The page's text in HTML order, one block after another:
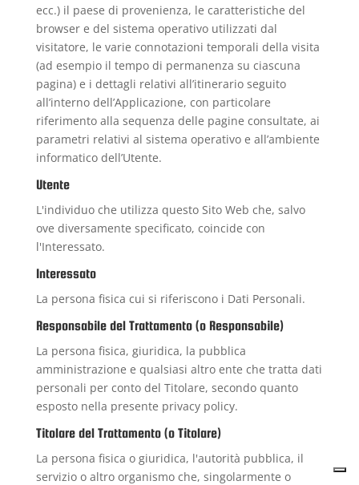
ecc.) il paese di provenienza, le caratteristiche del
browser e del sistema operativo utilizzati dal
visitatore, le varie connotazioni temporali della visita
(ad esempio il tempo di permanenza su ciascuna
pagina) e i dettagli relativi all’itinerario seguito
all’interno dell’Applicazione, con particolare
riferimento alla sequenza delle pagine consultate, ai
parametri relativi al sistema operativo e all’ambiente
informatico dell’Utente.
Utente
L'individuo che utilizza questo Sito Web che, salvo
ove diversamente specificato, coincide con
l'Interessato.
Interessato
La persona fisica cui si riferiscono i Dati Personali.
Responsabile del Trattamento (o Responsabile)
La persona fisica, giuridica, la pubblica
amministrazione e qualsiasi altro ente che tratta dati
personali per conto del Titolare, secondo quanto
esposto nella presente privacy policy.
Titolare del Trattamento (o Titolare)
La persona fisica o giuridica, l'autorità pubblica, il
servizio o altro organismo che, singolarmente o